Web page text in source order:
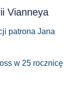
Vianneya
patrona Jana
w 25 rocznicę